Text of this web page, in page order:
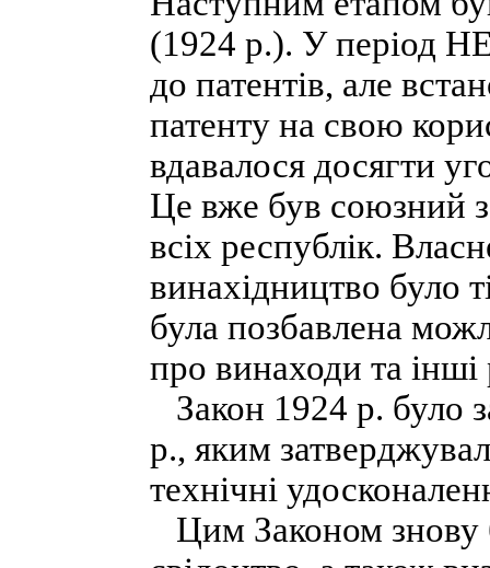
(1924 р.). У період
до патентів, але
патенту на свою
вдавалося досягти
Це вже був союзний
всіх республік.
винахідництво було
була позбавлена
про винаходи та інші
Закон 1924 р. було
p., яким
технічні
Цим Законом знову